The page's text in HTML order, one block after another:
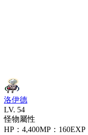
洛伊德
LV. 54
怪物屬性
HP ： 4,400MP ： 160EXP